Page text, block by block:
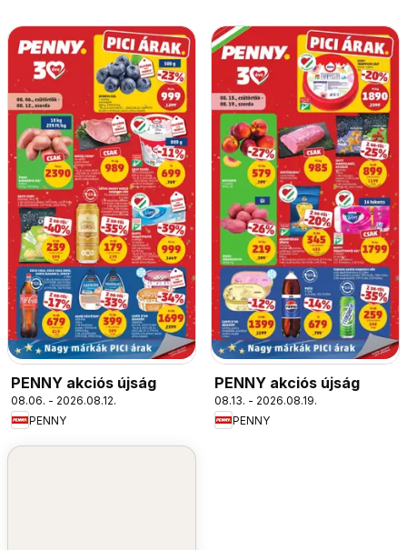
PENNY akciós újság
08.06. - 2026.08.12.
PENNY
PENNY akciós újság
08.13. - 2026.08.19.
PENNY